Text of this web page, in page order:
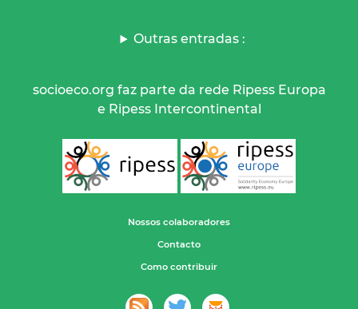
Outras entradas :
socioeco.org faz parte da rede Ripess Europa
e Ripess Intercontinental
Nossos colaboradores
Contacto
Como contribuir